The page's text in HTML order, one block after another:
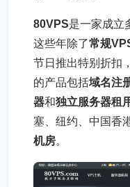
80VPS是一家成立
这些年除了常规
节日推出特别折扣
的产品包括域名注
器和独立服务器租
塞、纽约、中国香
机房。